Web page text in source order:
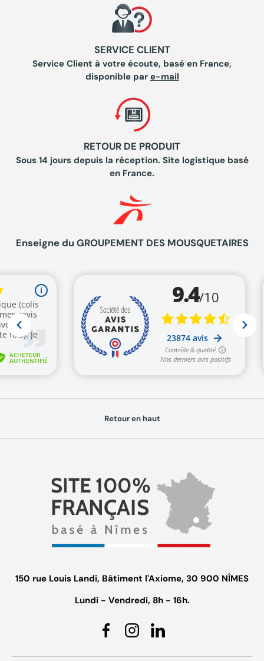
SERVICE CLIENT
Service Client à votre écoute, basé en France,
disponible par e-mail
RETOUR DE PRODUIT
Sous 14 jours depuis la réception. Site logistique basé
en France.
Enseigne du GROUPEMENT DES MOUSQUETAIRES
Retour en haut
150 rue Louis Landi, Bâtiment l'Axiome, 30 900 NÎMES
Lundi - Vendredi, 8h - 16h.
FacebookInstagramLinkedin